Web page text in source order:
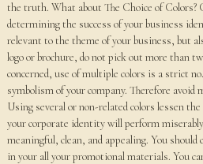
the truth. What about The Choice of Colors?
determining the success of your business
relevant to the theme of your business, but
logo or brochure, do not pick out more than
concerned, use of multiple colors is a strict
symbolism of your company. Therefore
Using several or non-related colors lessen
your corporate identity will perform
meaningful, clean, and appealing. You should
in your all your promotional materials. You